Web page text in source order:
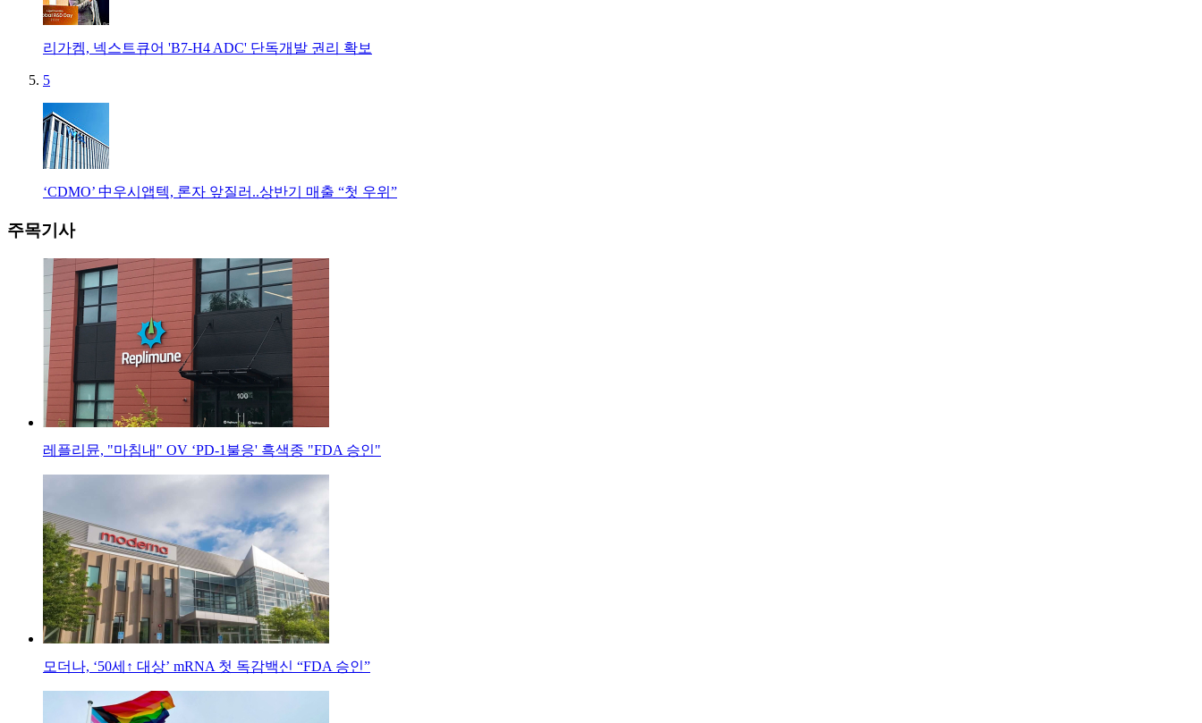
리가켐, 넥스트큐어 'B7-H4 ADC' 단독개발 권리 확보
5
‘CDMO’ 中우시앱텍, 론자 앞질러..상반기 매출 “첫 우위”
주목기사
레플리뮨, "마침내" OV ‘PD-1불응' 흑색종 "FDA 승인"
모더나, ‘50세↑ 대상’ mRNA 첫 독감백신 “FDA 승인”